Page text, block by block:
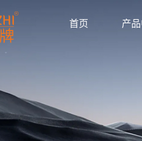
首页 产